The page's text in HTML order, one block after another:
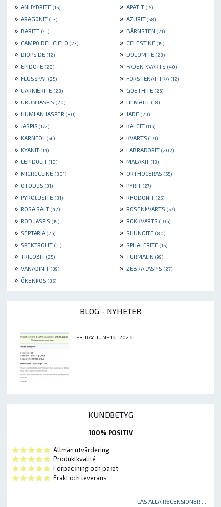
» ANHYDRITE (15) » APATIT (15)
» ARAGONIT (13) » AZURIT (58)
» BARITE (41) » BÄRNSTEN (21)
» CAMPO DEL CIELO (23) » CELESTINE (19)
» DIOPSIDE (12) » DOLOMITE (23)
» EPIDOTE (20) » FADEN KVARTS (40)
» FLUSSPAT (25) » FÖRSTENAT TRÄ (12)
» GARNIÈRITE (23) » GOETHITE (26)
» GRÖN JASPIS (20) » HEMATIT (18)
» HUMLAN JASPER (80) » JADE (20)
» JASPIS (172) » KALCIT (116)
» KARNEOL (56) » KVARTS (171)
» KYANIT (14) » LABRADORIT (202)
» LEPIDOLIT (10) » MALAKIT (13)
» MICROCLINE (301) » ORTHOCERAS (55)
» OTODUS (31) » PYRIT (27)
» PYROLUSITE (31) » RHODONIT (25)
» ROSA SALT (42) » ROSENKVARTS (57)
» RÖD JASPIS (19) » RÖKKVARTS (106)
» SEPTARIA (26) » SHUNGITE (80)
» SPEKTROLIT (11) » SPHALERITE (15)
» TRILOBIT (25) » TURMALIN (99)
» VANADINIT (39) » ZEBRA JASPIS (27)
» ÖKENROS (35)
BLOG - NYHETER
FRIDAY, JUNE 19, 2026
KUNDBETYG
100% POSITIV
Allmän utvärdering
Produktkvalité
Förpackning och paket
Frakt och leverans
LÄS ALLA RECENSIONER ...